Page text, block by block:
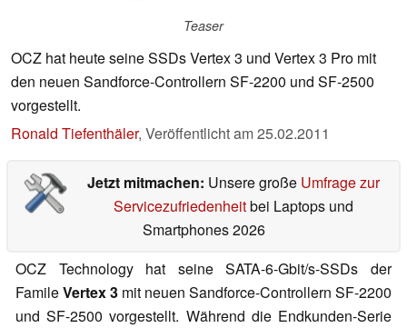
Teaser
OCZ hat heute seine SSDs Vertex 3 und Vertex 3 Pro mit
den neuen Sandforce-Controllern SF-2200 und SF-2500
vorgestellt.
Ronald Tiefenthäler, Veröffentlicht am25.02.2011
Jetzt mitmachen: Unsere große Umfrage zur
Servicezufriedenheitbei Laptops und
Smartphones 2026
OCZ Technology hat seine SATA-6-Gbit/s-SSDs der
FamileVertex 3 mit neuen Sandforce-Controllern SF-2200
und SF-2500 vorgestellt. Während die Endkunden-Serie